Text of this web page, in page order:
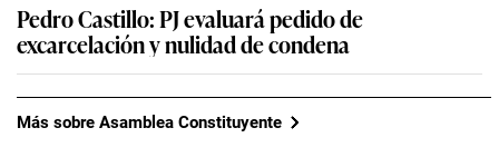
Pedro Castillo: PJ evaluará pedido de
excarcelación y nulidad de condena
Más sobre Asamblea Constituyente